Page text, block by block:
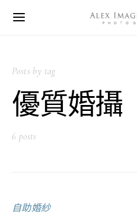
Posts by tag
優質婚攝
6 posts
自助婚紗